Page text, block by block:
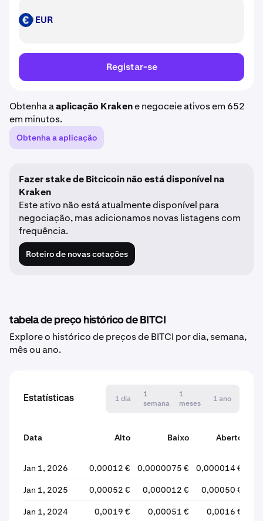
EUR EUR
Registar-se
Obtenha aaplicação Krakene negoceie ativos em 652
em minutos.
Obtenha a aplicação
Fazer stake de Bitcicoin não está disponível na
Kraken
Este ativo não está atualmente disponível para
negociação, mas adicionamos novas listagens com
frequência.
Roteiro de novas cotações
tabela de preço histórico de BITCI
Explore o histórico de preços de BITCI por dia, semana,
mês ou ano.
Estatísticas 1 dia
1
semana
1
meses
1 ano
Data Alto Baixo Aberto
Jan 1, 2026 0,00012 € 0,0000075 € 0,000014 €
Jan 1, 2025 0,00052 € 0,000012 € 0,00050 €
Jan 1, 2024 0,0019 € 0,00051 € 0,0016 €